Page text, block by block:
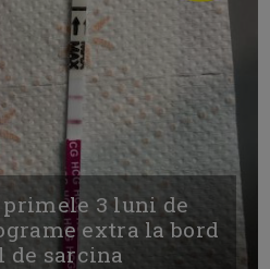
3 luni de
extra la bord
de sarcina